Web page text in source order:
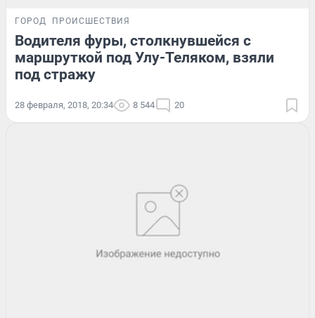
ГОРОД ПРОИСШЕСТВИЯ
Водителя фуры, столкнувшейся с
маршруткой под Улу-Теляком, взяли
под стражу
28 февраля, 2018, 20:34 8 544 20